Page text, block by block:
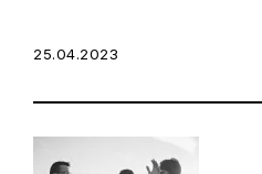
POSTED ON:
25.04.2023